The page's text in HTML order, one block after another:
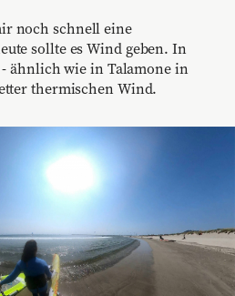
noch schnell eine
sollte es Wind geben. In
- ähnlich wie in Talamone in
thermischen Wind.